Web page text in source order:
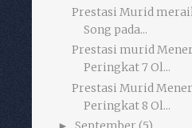
Prestasi Murid
Song pada...
Prestasi murid
Peringkat 7 Ol...
Prestasi Murid
Peringkat 8 Ol...